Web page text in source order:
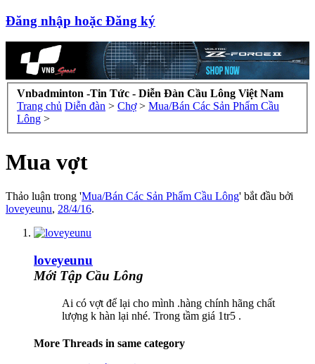
Đăng nhập hoặc Đăng ký
Vnbadminton -Tin Tức - Diễn Đàn Cầu Lông Việt Nam
Trang chủ Diễn đàn > Chợ > Mua/Bán Các Sản Phẩm Cầu
Lông >
Mua vợt
Thảo luận trong 'Mua/Bán Các Sản Phẩm Cầu Lông' bắt đầu bởi
loveyeunu, 28/4/16.
loveyeunu
Mới Tập Cầu Lông
Ai có vợt để lại cho mình .hàng chính hãng chất
lượng k hàn lại nhé. Trong tầm giá 1tr5 .
More Threads in same category